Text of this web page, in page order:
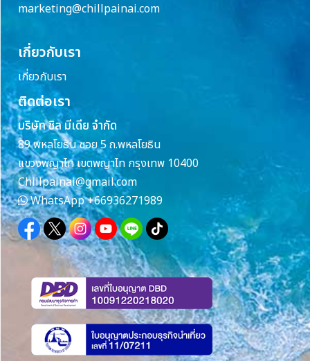
marketing@chillpainai.com
เกี่ยวกับเรา
เกี่ยวกับเรา
ติดต่อเรา
บริษัท ชิล มีเดีย จำกัด
89 พหลโยธิน ซอย 5 ถ.พหลโยธิน
แขวงพญาไท เขตพญาไท กรุงเทพ 10400
Chillpainai@gmail.com
WhatsApp+66936271989